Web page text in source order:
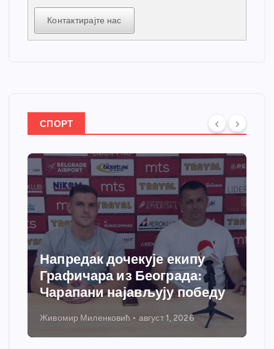
Контактирајте нас
СПОРТ
Спортски центар “Ћићевац”
добија савремени систем
грејања
Никола Петровић јул 31, 2026